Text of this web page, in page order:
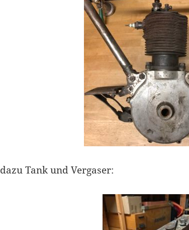
dazu Tank und Vergaser: